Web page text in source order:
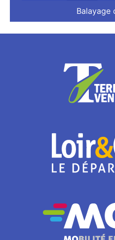
Balayage